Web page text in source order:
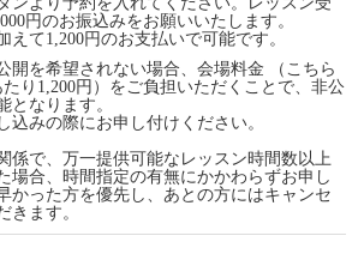
円のお振込みをお願いいたします。
えて1,200円のお支払いで可能です。
開を希望されない場合、会場料金 （こちら
り1,200円）をご負担いただくことで、非公
となります。
込みの際にお申し付けください。
係で、万一提供可能なレッスン時間数以上
場合、時間指定の有無にかかわらずお申し
かった方を優先し、あとの方にはキャンセ
きます。